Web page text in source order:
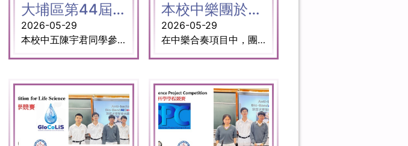
大埔區第44屆校際舞蹈比賽喜獲銀獎
2026-05-29
本校中五陳宇君同學參加大埔區第44屆校際舞蹈比賽，以一支作品「光陰的皺褶」獲得銀獎。編舞將生活比喻為一塊布，快樂是平滑的光面，痛苦是擠壓的皺褶。舞蹈的過程，就是在撫平與接納這些皺褶，從中讀懂生命的紋理。
本校中樂團於第六屆「全港中樂大賽」中喜獲金獎
2026-05-29
在中樂合奏項目中，團員們憑藉演繹描繪侗族民俗風情的《侗鄉速寫》第四樂章——《鬥牛》一曲，展現出精湛技藝及迎難而上的精神，並奪得金獎。